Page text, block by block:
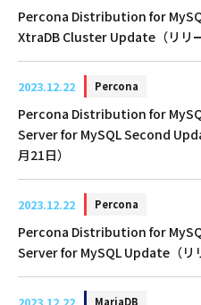
Percona Distribution for
XtraDB Cluster Update（リリ
2023.12.22 Percona
Percona Distribution for
Server for MySQL Second
月21日）
2023.12.22 Percona
Percona Distribution for
Server for MySQL Update（リ
MariaDB